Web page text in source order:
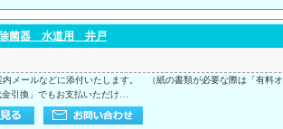
除菌器 水道用 井戸
メールなどに添付いたします。 （紙の書類が必要な際は「有料オ
引換」でもお支払いただけ…